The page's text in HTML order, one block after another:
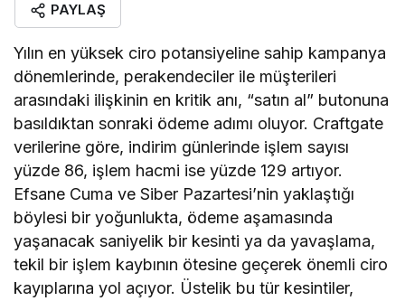
PAYLAŞ
Yılın en yüksek ciro potansiyeline sahip kampanya
dönemlerinde, perakendeciler ile müşterileri
arasındaki ilişkinin en kritik anı, “satın al” butonuna
basıldıktan sonraki ödeme adımı oluyor. Craftgate
verilerine göre, indirim günlerinde işlem sayısı
yüzde 86, işlem hacmi ise yüzde 129 artıyor.
Efsane Cuma ve Siber Pazartesi’nin yaklaştığı
böylesi bir yoğunlukta, ödeme aşamasında
yaşanacak saniyelik bir kesinti ya da yavaşlama,
tekil bir işlem kaybının ötesine geçerek önemli ciro
kayıplarına yol açıyor. Üstelik bu tür kesintiler,